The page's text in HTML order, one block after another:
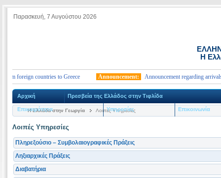
Παρασκευή, 7 Αυγούστου 2026
Η
foreign countries to Greece Announcement: Announcement regarding arrivals
Αρχική Πρεσβεία της Ελλάδος στην Τιφλίδα
Επικαιρότητα Υπηρεσίες Επικοινωνία
Η Ελλάδα στην Γεωργία Λοιπές Υπηρεσίες
Λοιπές Υπηρεσίες
Πληρεξούσιο – Συμβολαιογραφικές Πράξεις
Ληξιαρχικές Πράξεις
Διαβατήρια